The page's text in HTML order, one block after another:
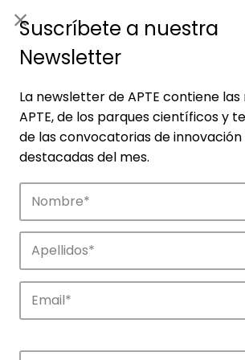
Empresas
Descubre las empresas que
innovación en los parques de
Suscríbete a nuestra
Newsletter
La newsletter de APTE contiene
APTE, de los parques científicos y
de las convocatorias de
destacadas del mes.